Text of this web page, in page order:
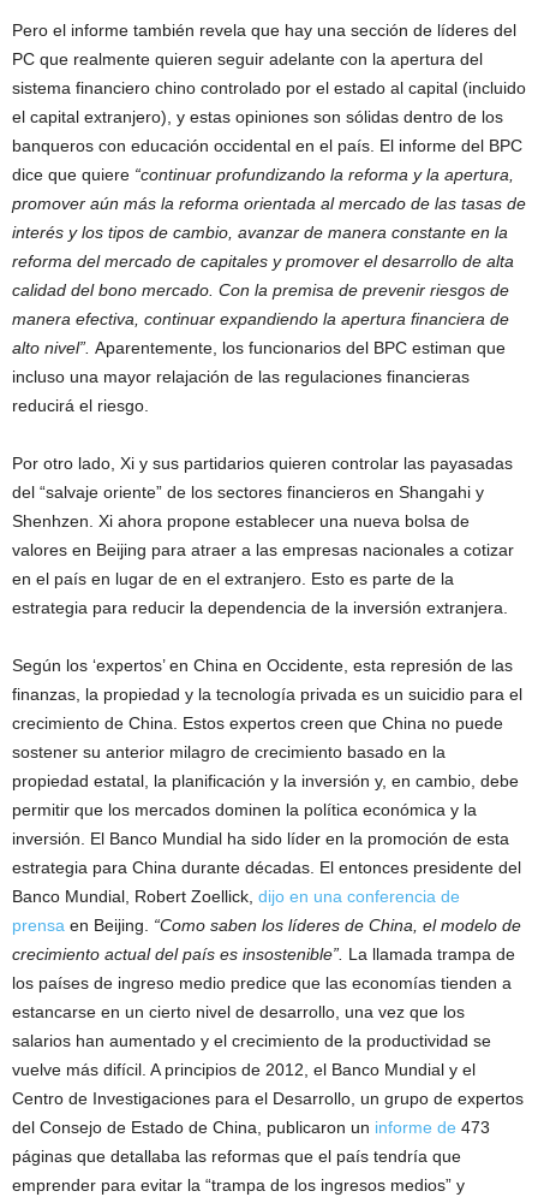
Pero el informe también revela que hay una sección de líderes del
PC que realmente quieren seguir adelante con la apertura del
sistema financiero chino controlado por el estado al capital (incluido
el capital extranjero), y estas opiniones son sólidas dentro de los
banqueros con educación occidental en el país. El informe del BPC
dice que quiere “continuar profundizando la reforma y la apertura,
promover aún más la reforma orientada al mercado de las tasas de
interés y los tipos de cambio, avanzar de manera constante en la
reforma del mercado de capitales y promover el desarrollo de alta
calidad del bono mercado. Con la premisa de prevenir riesgos de
manera efectiva, continuar expandiendo la apertura financiera de
alto nivel”. Aparentemente, los funcionarios del BPC estiman que
incluso una mayor relajación de las regulaciones financieras
reducirá el riesgo.
Por otro lado, Xi y sus partidarios quieren controlar las payasadas
del “salvaje oriente” de los sectores financieros en Shangahi y
Shenhzen. Xi ahora propone establecer una nueva bolsa de
valores en Beijing para atraer a las empresas nacionales a cotizar
en el país en lugar de en el extranjero. Esto es parte de la
estrategia para reducir la dependencia de la inversión extranjera.
Según los ‘expertos’ en China en Occidente, esta represión de las
finanzas, la propiedad y la tecnología privada es un suicidio para el
crecimiento de China. Estos expertos creen que China no puede
sostener su anterior milagro de crecimiento basado en la
propiedad estatal, la planificación y la inversión y, en cambio, debe
permitir que los mercados dominen la política económica y la
inversión. El Banco Mundial ha sido líder en la promoción de esta
estrategia para China durante décadas. El entonces presidente del
Banco Mundial, Robert Zoellick, dijo en una conferencia de
prensa en Beijing. “Como saben los líderes de China, el modelo de
crecimiento actual del país es insostenible”. La llamada trampa de
los países de ingreso medio predice que las economías tienden a
estancarse en un cierto nivel de desarrollo, una vez que los
salarios han aumentado y el crecimiento de la productividad se
vuelve más difícil. A principios de 2012, el Banco Mundial y el
Centro de Investigaciones para el Desarrollo, un grupo de expertos
del Consejo de Estado de China, publicaron un informe de 473
páginas que detallaba las reformas que el país tendría que
emprender para evitar la “trampa de los ingresos medios” y